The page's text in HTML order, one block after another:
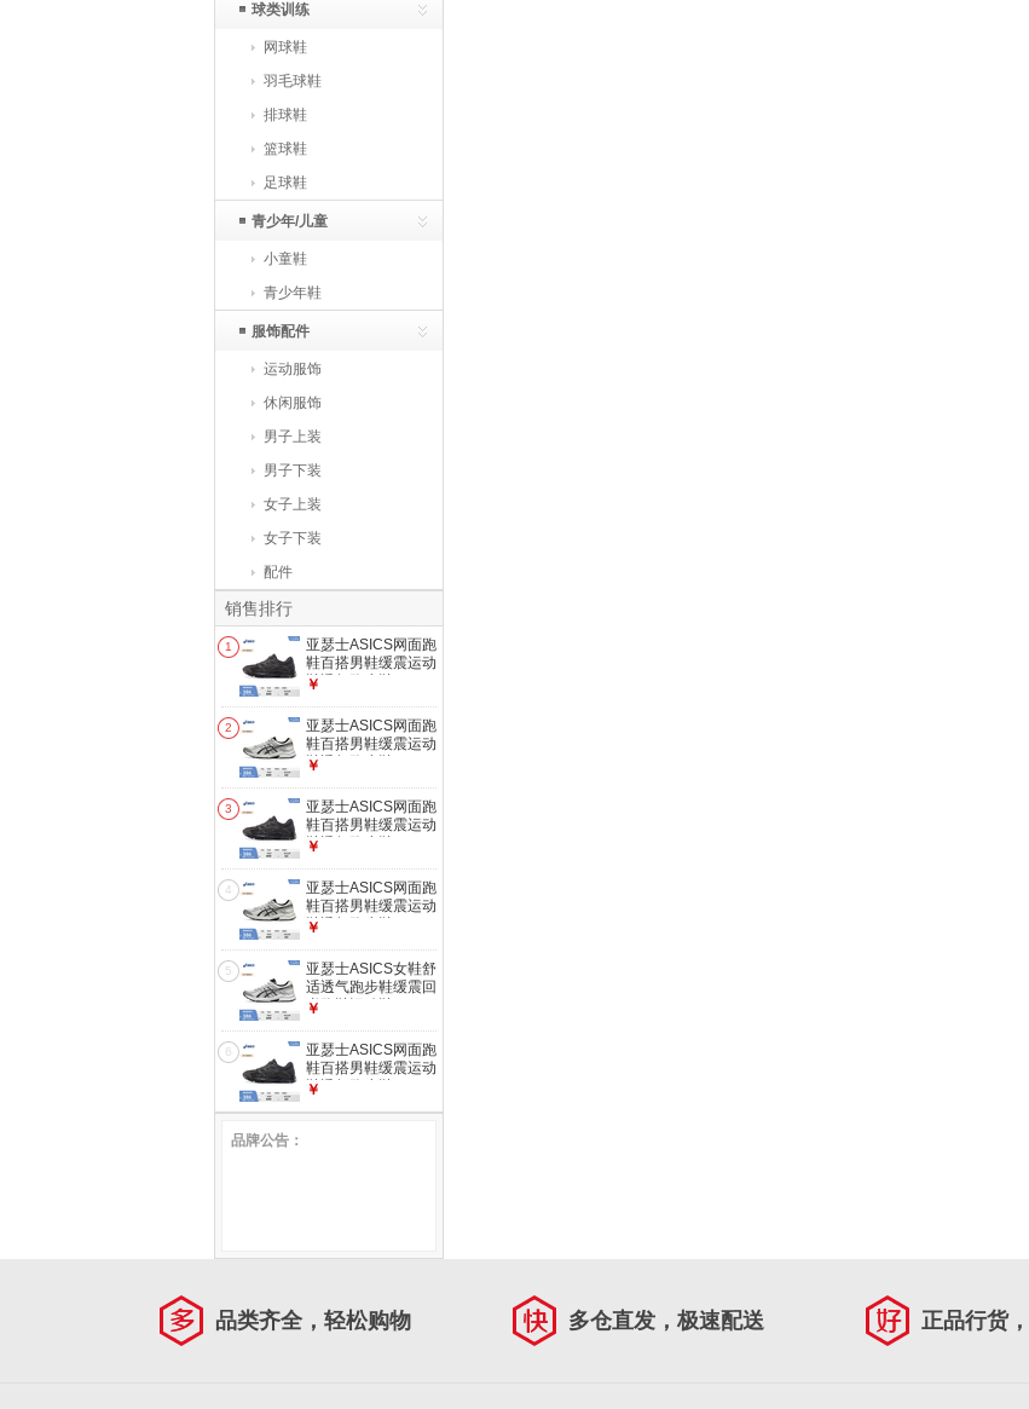
球类训练
网球鞋
羽毛球鞋
排球鞋
篮球鞋
足球鞋
青少年/儿童
小童鞋
青少年鞋
服饰配件
运动服饰
休闲服饰
男子上装
男子下装
女子上装
女子下装
配件
销售排行
1
亚瑟士ASICS网面跑
鞋百搭男鞋缓震运动
鞋透气跑步鞋 GEL-
黑色 42.5
￥
2
亚瑟士ASICS网面跑
鞋百搭男鞋缓震运动
鞋透气跑步鞋 GEL-
银色 42
￥
3
亚瑟士ASICS网面跑
鞋百搭男鞋缓震运动
鞋透气跑步鞋 GEL-
黑色 42
￥
4
亚瑟士ASICS网面跑
鞋百搭男鞋缓震运动
鞋透气跑步鞋 GEL-
银色 41.5
￥
5
亚瑟士ASICS女鞋舒
适透气跑步鞋缓震回
弹跑鞋运动鞋 GEL-
银色 38
￥
6
亚瑟士ASICS网面跑
鞋百搭男鞋缓震运动
鞋透气跑步鞋 GEL-
￥
品牌公告：
品类齐全，轻松购物 多仓直发，极速配送 正品行货